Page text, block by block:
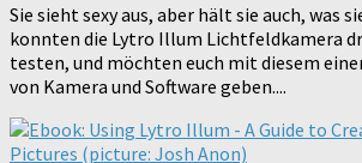
Sie sieht sexy aus, aber hält sie auch, was
konnten die Lytro Illum Lichtfeldkamera
testen, und möchten euch mit diesem
von Kamera und Software geben....